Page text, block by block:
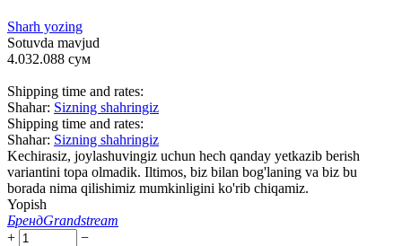
Sharh yozing
Sotuvda mavjud
4.032.088 сум
Shipping time and rates:
Shahar: Sizning shahringiz
Shipping time and rates:
Shahar: Sizning shahringiz
Kechirasiz, joylashuvingiz uchun hech qanday yetkazib berish
variantini topa olmadik. Iltimos, biz bilan bog'laning va biz bu
borada nima qilishimiz mumkinligini ko'rib chiqamiz.
Yopish
БрендGrandstream
+
−